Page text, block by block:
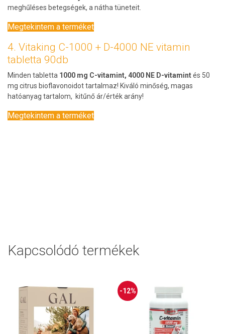
meghűléses betegségek, a nátha tüneteit.
Megtekintem a terméket
4. Vitaking C-1000 + D-4000 NE vitamin
tabletta 90db
Minden tabletta 1000 mg C-vitamint, 4000 NE D-vitamintés 50
mg citrus bioflavonoidot tartalmaz! Kiváló minőség, magas
hatóanyag tartalom, kitűnő ár/érték arány!
Megtekintem a terméket
Kapcsolódó termékek
-12%